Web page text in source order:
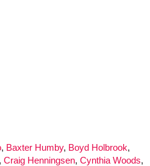
, Baxter Humby, Boyd Holbrook,
, Craig Henningsen, Cynthia Woods,